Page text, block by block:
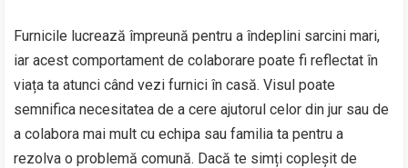
Furnicile lucrează împreună pentru a îndeplini sarcini mari,
iar acest comportament de colaborare poate fi reflectat în
viața ta atunci când vezi furnici în casă. Visul poate
semnifica necesitatea de a cere ajutorul celor din jur sau de
a colabora mai mult cu echipa sau familia ta pentru a
rezolva o problemă comună. Dacă te simți copleșit de